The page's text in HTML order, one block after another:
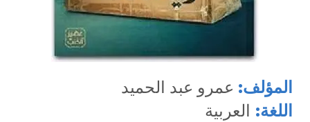
المؤلف: عمرو عبد الحميد
اللغة: العربية